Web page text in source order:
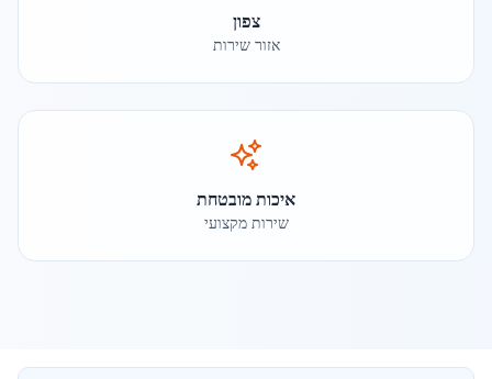
צפון
אזור שירות
איכות מובטחת
שירות מקצועי